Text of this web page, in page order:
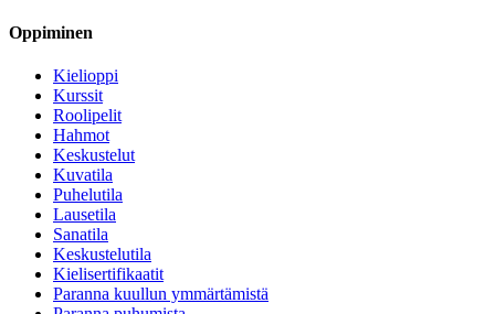
Oppiminen
Kielioppi
Kurssit
Roolipelit
Hahmot
Keskustelut
Kuvatila
Puhelutila
Lausetila
Sanatila
Keskustelutila
Kielisertifikaatit
Paranna kuullun ymmärtämistä